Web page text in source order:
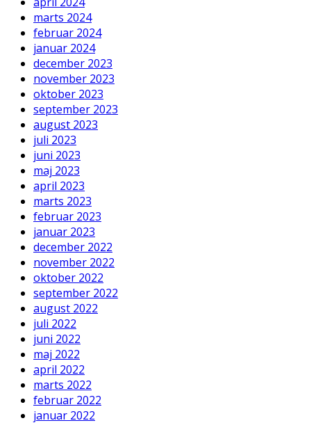
marts 2024
februar 2024
januar 2024
december 2023
november 2023
oktober 2023
september 2023
august 2023
juli 2023
juni 2023
maj 2023
april 2023
marts 2023
februar 2023
januar 2023
december 2022
november 2022
oktober 2022
september 2022
august 2022
juli 2022
juni 2022
maj 2022
april 2022
marts 2022
februar 2022
januar 2022